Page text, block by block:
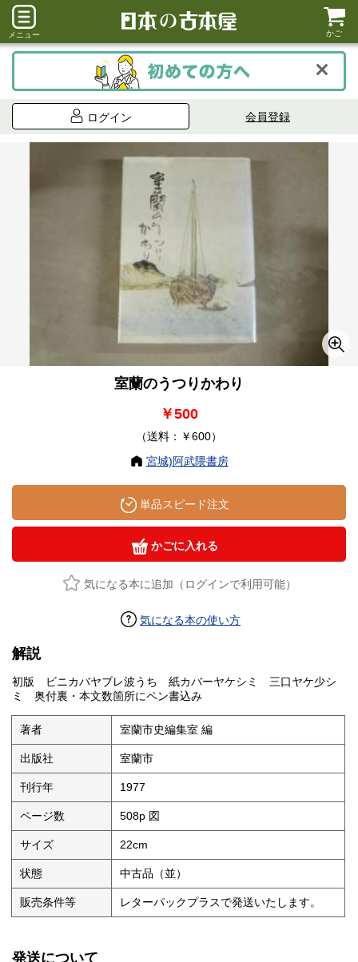
メニュー かご
ログイン 会員登録
室蘭のうつりかわり
￥500
（送料：￥600）
宮城)阿武隈書房
単品スピード注文
かごに入れる
気になる本に追加（ログインで利用可能）
気になる本の使い方
解説
初版 ビニカバヤブレ波うち 紙カバーヤケシミ 三口ヤケ少シ
ミ 奥付裏・本文数箇所にペン書込み
著者 室蘭市史編集室 編
出版社 室蘭市
刊行年 1977
ページ数 508p 図
サイズ 22cm
状態 中古品（並）
販売条件等 レターパックプラスで発送いたします。
発送について